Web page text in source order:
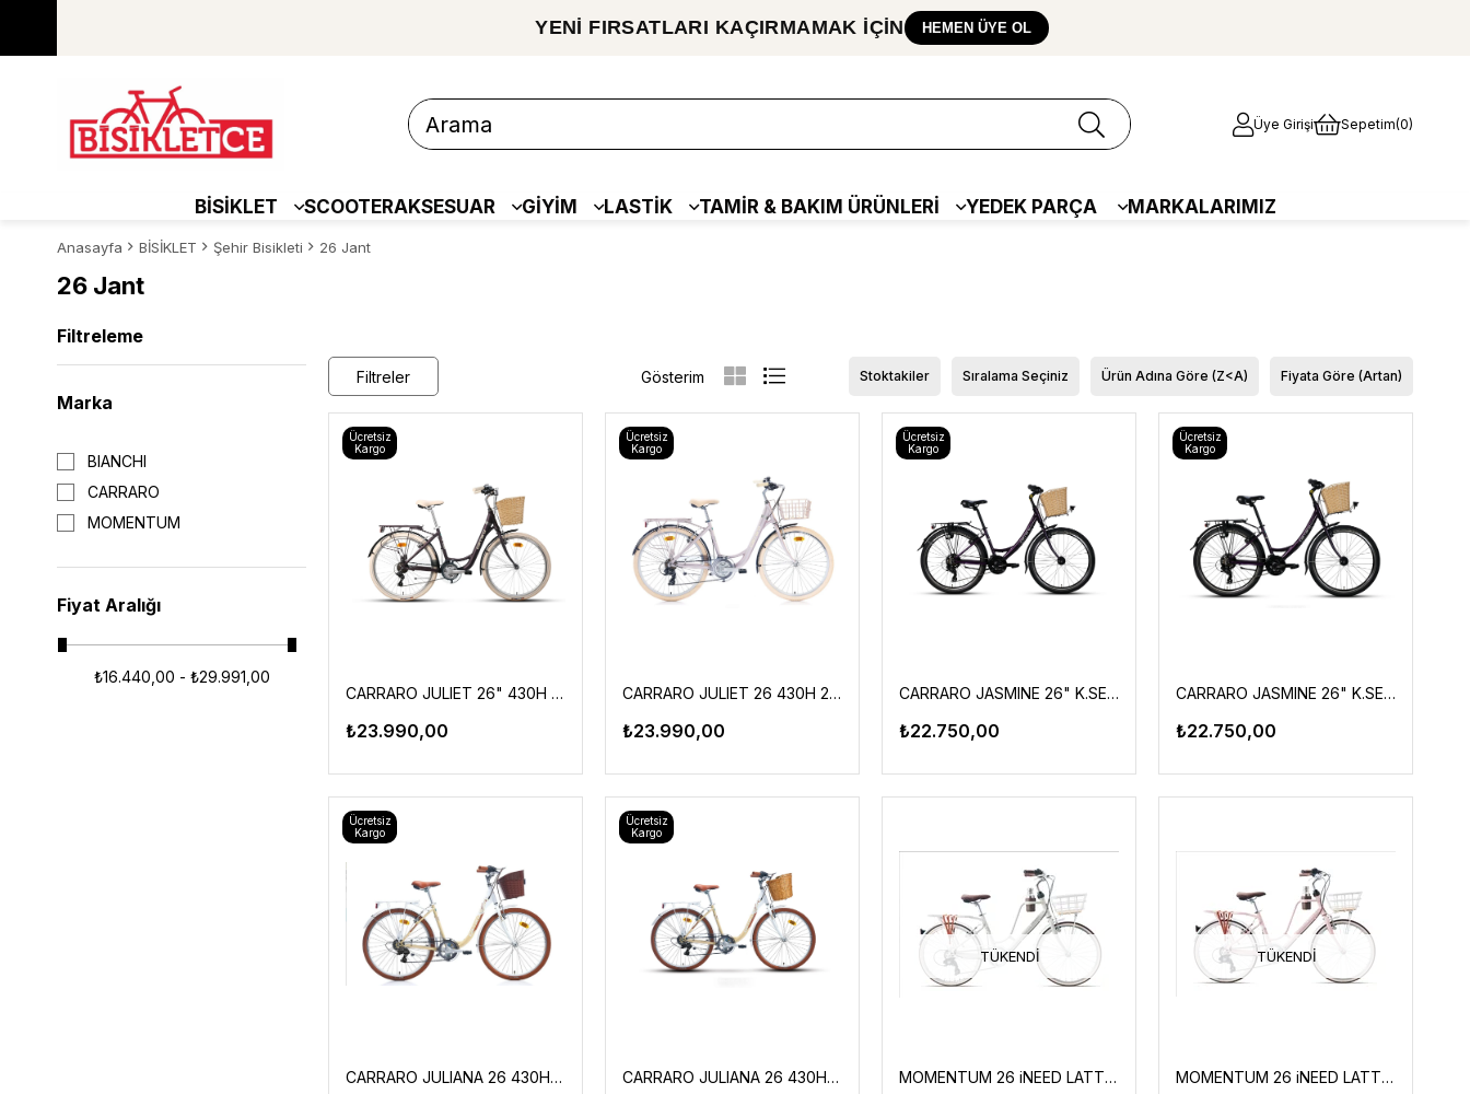
YENİ FIRSATLARI KAÇIRMAMAK İÇİN HEMEN ÜYE OL
Üye Girişi Sepetim 0
BİSİKLET SCOOTERAKSESUAR GİYİM LASTİK TAMİR & BAKIM ÜRÜNLERİ YEDEK PARÇA MARKALARIMIZ
Anasayfa BİSİKLET Şehir Bisikleti 26 Jant
26 Jant
Filtreleme
Marka
BIANCHI
CARRARO
MOMENTUM
Fiyat Aralığı
₺16.440,00 - ₺29.991,00
Fiyata Göre (Artan)
Ürün Adına Göre (Z<A)
Sıralama Seçiniz
Stoktakiler
Filtreler
CARRARO JULIET 26" 430H 21-V VB MAT MÜRDÜM-KROM-KREM
₺23.990,00
Ücretsiz
Kargo
CARRARO JULIET 26 430H 21-V MAT METALİK-PEMBE-KROM-KREM
₺23.990,00
Ücretsiz
Kargo
CARRARO JASMINE 26" K.SEHIR 380H 21-V VB MOR-ACIK GRI
₺22.750,00
Ücretsiz
Kargo
CARRARO JASMINE 26" K.SEHIR 440H 21-V VB MOR-ACIK GRI
₺22.750,00
Ücretsiz
Kargo
CARRARO JULIANA 26 430H 7-V VB BEYAZ-BEJ-KAHVERENGI
Ücretsiz
Kargo
CARRARO JULIANA 26 430H 7-V VB BEYAZ-BEJ-KAHVERENGI
Ücretsiz
Kargo
TÜKENDI
MOMENTUM 26 iNEED LATTE GRAY/PINK
TÜKENDI
MOMENTUM 26 iNEED LATTE LAVENDER